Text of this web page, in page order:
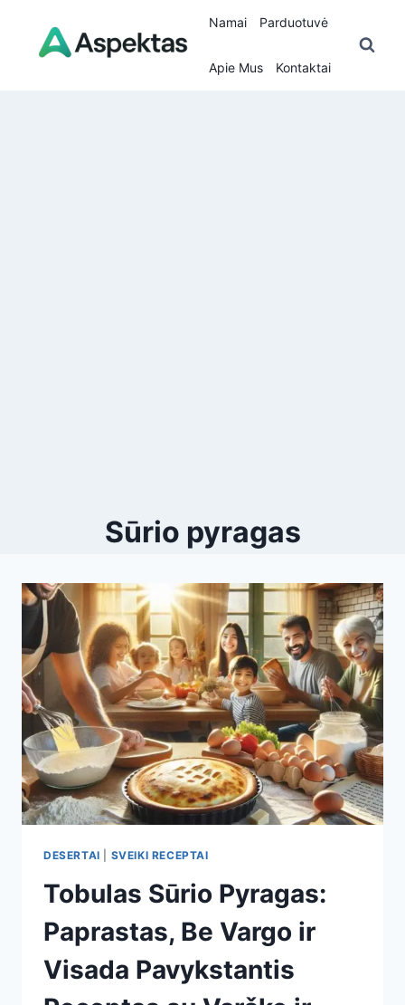
content
Namai Parduotuvė
Apie Mus Kontaktai
Sūrio pyragas
DESERTAI SVEIKI RECEPTAI
Tobulas Sūrio Pyragas:
Paprastas, Be Vargo ir
Visada Pavykstantis